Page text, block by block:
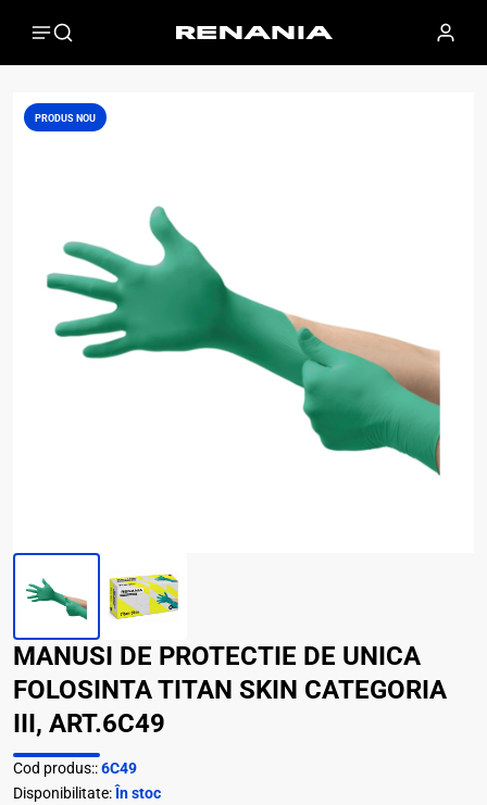
PRODUS NOU
MANUSI DE PROTECTIE DE UNICA
FOLOSINTA TITAN SKIN CATEGORIA
III, ART.6C49
Cod produs::6C49
Disponibilitate: În stoc